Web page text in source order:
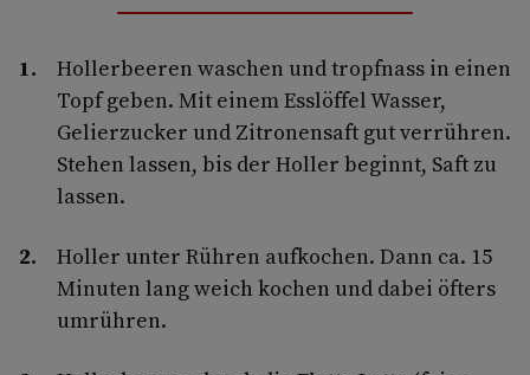
Hollerbeeren waschen und tropfnass in einen
Topf geben. Mit einem Esslöffel Wasser,
Gelierzucker und Zitronensaft gut verrühren.
Stehen lassen, bis der Holler beginnt, Saft zu
lassen.
Holler unter Rühren aufkochen. Dann ca. 15
Minuten lang weich kochen und dabei öfters
umrühren.